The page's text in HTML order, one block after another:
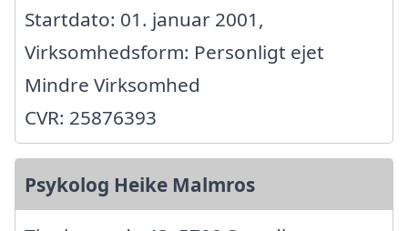
Startdato: 01. januar 2001,
Virksomhedsform: Personligt ejet
Mindre Virksomhed
CVR: 25876393
Psykolog Heike Malmros